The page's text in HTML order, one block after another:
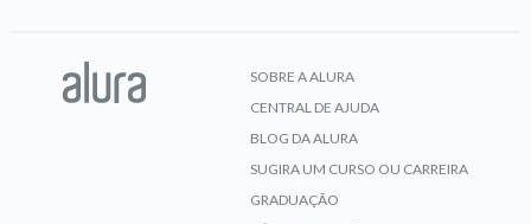
SOBRE A ALURA
CENTRAL DE AJUDA
BLOG DA ALURA
SUGIRA UM CURSO OU CARREIRA
GRADUAÇÃO